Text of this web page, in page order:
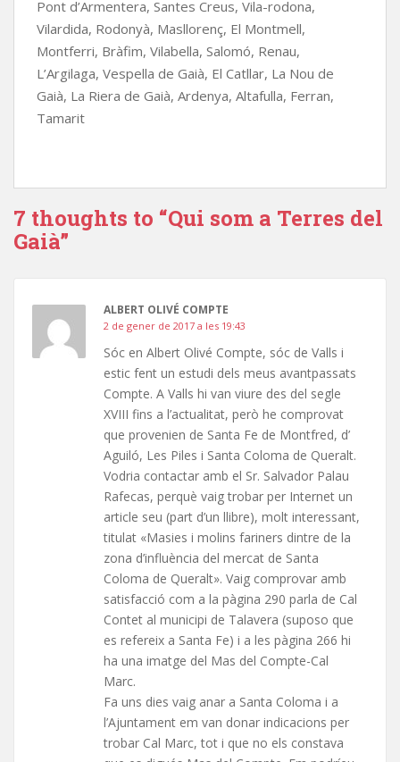
Pont d’Armentera, Santes Creus, Vila-rodona,
Vilardida, Rodonyà, Masllorenç, El Montmell,
Montferri, Bràfim, Vilabella, Salomó, Renau,
L’Argilaga, Vespella de Gaià, El Catllar, La Nou de
Gaià, La Riera de Gaià, Ardenya, Altafulla, Ferran,
Tamarit
7 thoughts to “Qui som a Terres del
Gaià”
ALBERT OLIVÉ COMPTE
2 de gener de 2017 a les 19:43
Sóc en Albert Olivé Compte, sóc de Valls i
estic fent un estudi dels meus avantpassats
Compte. A Valls hi van viure des del segle
XVIII fins a l’actualitat, però he comprovat
que provenien de Santa Fe de Montfred, d’
Aguiló, Les Piles i Santa Coloma de Queralt.
Vodria contactar amb el Sr. Salvador Palau
Rafecas, perquè vaig trobar per Internet un
article seu (part d’un llibre), molt interessant,
titulat «Masies i molins fariners dintre de la
zona d’influència del mercat de Santa
Coloma de Queralt». Vaig comprovar amb
satisfacció com a la pàgina 290 parla de Cal
Contet al municipi de Talavera (suposo que
es refereix a Santa Fe) i a les pàgina 266 hi
ha una imatge del Mas del Compte-Cal
Marc.
Fa uns dies vaig anar a Santa Coloma i a
l’Ajuntament em van donar indicacions per
trobar Cal Marc, tot i que no els constava